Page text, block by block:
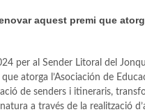
aquest premi que
per al Sender Litoral del
atorga l’Asociación de
de senders i itineraris,
a través de la realització